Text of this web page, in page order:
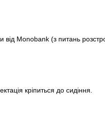
Monobank (з питань
кріпиться до сидіння.